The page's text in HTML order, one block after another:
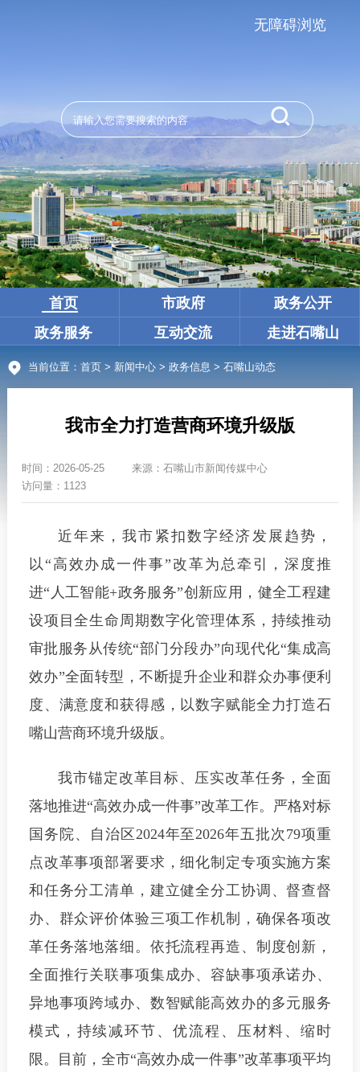
无障碍浏览
首页 市政府
政务公开
政务服务
互动交流 走进石嘴山
当前位置： 首页> 新闻中心> 政务信息 > 石嘴山动态
我市全力打造营商环境升级版
时间： 2026-05-25 来源： 石嘴山市新闻传媒中心
访问量：1123
近年来，我市紧扣数字经济发展趋势，
以“高效办成一件事”改革为总牵引，深度推
进“人工智能+政务服务”创新应用，健全工程建
设项目全生命周期数字化管理体系，持续推动
审批服务从传统“部门分段办”向现代化“集成高
效办”全面转型，不断提升企业和群众办事便利
度、满意度和获得感，以数字赋能全力打造石
嘴山营商环境升级版。
我市锚定改革目标、压实改革任务，全面
落地推进“高效办成一件事”改革工作。严格对标
国务院、自治区2024年至2026年五批次79项重
点改革事项部署要求，细化制定专项实施方案
和任务分工清单，建立健全分工协调、督查督
办、群众评价体验三项工作机制，确保各项改
革任务落地落细。依托流程再造、制度创新，
全面推行关联事项集成办、容缺事项承诺办、
异地事项跨域办、数智赋能高效办的多元服务
模式，持续减环节、优流程、压材料、缩时
限。目前，全市“高效办成一件事”改革事项平均